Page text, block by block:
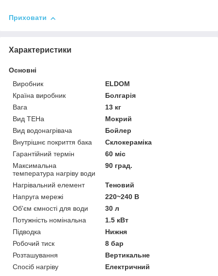
Приховати
Характеристики
Основні
Виробник
ELDOM
Країна виробник
Болгарія
Вага
13 кг
Вид ТЕНа
Мокрий
Вид водонагрівача
Бойлер
Внутрішнє покриття бака
Склокераміка
Гарантійний термін
60 міс
Максимальна
температура нагріву води
90 град.
Нагрівальний елемент
Теновий
Напруга мережі
220~240 В
Об'єм ємності для води
30 л
Потужність номінальна
1.5 кВт
Підводка
Нижня
Робочий тиск
8 бар
Розташування
Вертикальне
Спосіб нагріву
Електричний